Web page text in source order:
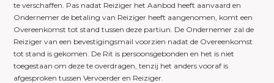
te verschaffen. Pas nadat Reiziger het Aanbod heeft aanvaard en
Ondernemer de betaling van Reiziger heeft aangenomen, komt een
Overeenkomst tot stand tussen deze partiun. De Ondernemer zal de
Reiziger van een bevestigingsmail voorzien nadat de Overeenkomst
tot stand is gekomen. De Rit is persoonsgebonden en het is niet
toegestaan om deze te overdragen, tenzij het anders vooraf is
afgesproken tussen Vervoerder en Reiziger.